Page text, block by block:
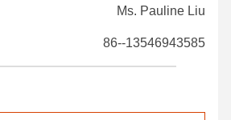
Ms. Pauline Liu
86--13546943585